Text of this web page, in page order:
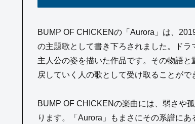
BUMP OF CHICKENの「Aurora」は、
の主題歌として書き下ろされました。ド
主人公の姿を描いた作品です。その物語
戻していく人の歌として受け取ることがで
BUMP OF CHICKENの楽曲には、弱さや
ります。「Aurora」もまさにその系譜に